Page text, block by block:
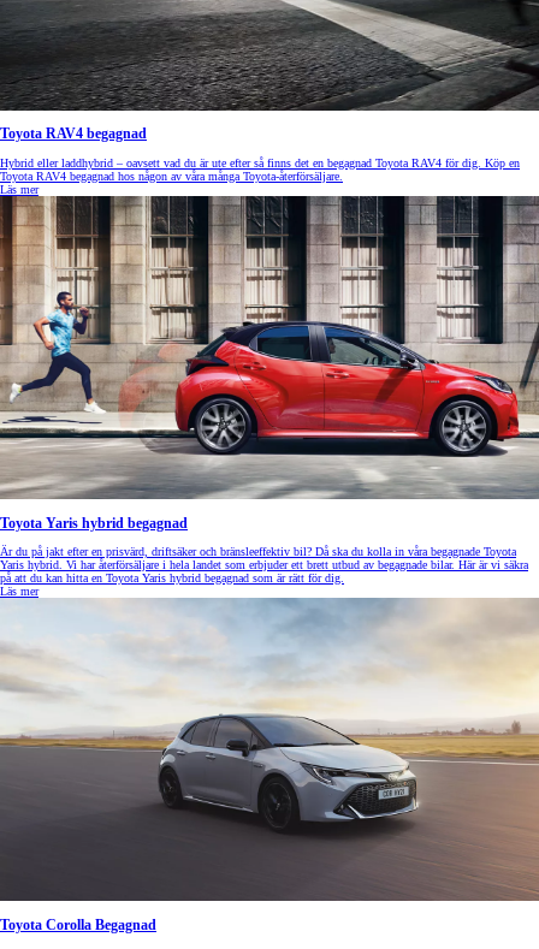
Toyota RAV4 begagnad
Hybrid eller laddhybrid – oavsett vad du är ute efter så finns det en begagnad Toyota RAV4 för dig. Köp en
Toyota RAV4 begagnad hos någon av våra många Toyota-återförsäljare.
Läs mer
Toyota Yaris hybrid begagnad
Är du på jakt efter en prisvärd, driftsäker och bränsleeffektiv bil? Då ska du kolla in våra begagnade Toyota
Yaris hybrid. Vi har återförsäljare i hela landet som erbjuder ett brett utbud av begagnade bilar. Här är vi säkra
på att du kan hitta en Toyota Yaris hybrid begagnad som är rätt för dig.
Läs mer
Toyota Corolla Begagnad